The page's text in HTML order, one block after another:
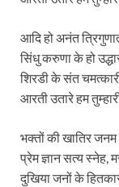
आदि हो अनंत
सिंधु करुणा के हो
शिरडी के संत
आरती उतारे हम
भक्तों की खातिर
प्रेम ज्ञान सत्य स्नेह,
दुखिया जनों के